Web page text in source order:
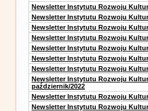
Newsletter Instytutu Rozwoju
Newsletter Instytutu Rozwoju
Newsletter Instytutu Rozwoju
Newsletter Instytutu Rozwoju
Newsletter Instytutu Rozwoju
Newsletter Instytutu Rozwoju
Newsletter Instytutu Rozwoju
Newsletter Instytutu Rozwoju
październik/2022
Newsletter Instytutu Rozwoju
Newsletter Instytutu Rozwoju